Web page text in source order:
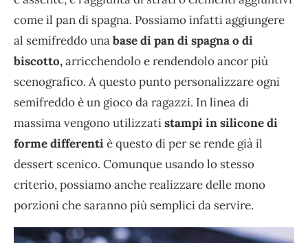
come il pan di spagna. Possiamo infatti aggiungere
al semifreddo unabase di pan di spagna o di
biscotto,arricchendolo e rendendolo ancor più
scenografico. A questo punto personalizzare ogni
semifreddo è un gioco da ragazzi. In linea di
massima vengono utilizzatistampi in silicone di
forme differentiè questo di per se rende già il
dessert scenico. Comunque usando lo stesso
criterio, possiamo anche realizzare delle mono
porzioni che saranno più semplici da servire.